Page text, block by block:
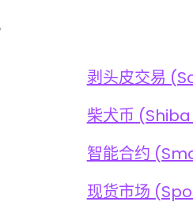
剥头皮交易
柴犬币 (Shiba
智能合约
现货市场